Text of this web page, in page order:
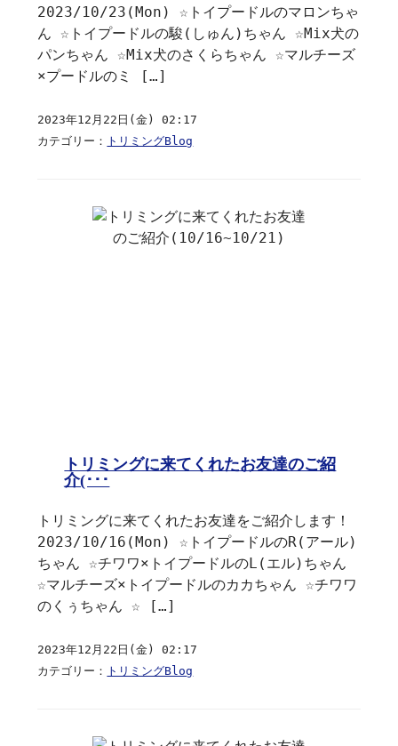
2023/10/23(Mon) ☆トイプードルのマロンちゃ
ん ☆トイプードルの駿(しゅん)ちゃん ☆Mix犬の
パンちゃん ☆Mix犬のさくらちゃん ☆マルチーズ
×プードルのミ […]
2023年12月22日(金) 02:17
カテゴリー： トリミングBlog
トリミングに来てくれたお友達のご紹
介(･･･
トリミングに来てくれたお友達をご紹介します！
2023/10/16(Mon) ☆トイプードルのR(アール)
ちゃん ☆チワワ×トイプードルのL(エル)ちゃん
☆マルチーズ×トイプードルのカカちゃん ☆チワワ
のくぅちゃん ☆ […]
2023年12月22日(金) 02:17
カテゴリー： トリミングBlog